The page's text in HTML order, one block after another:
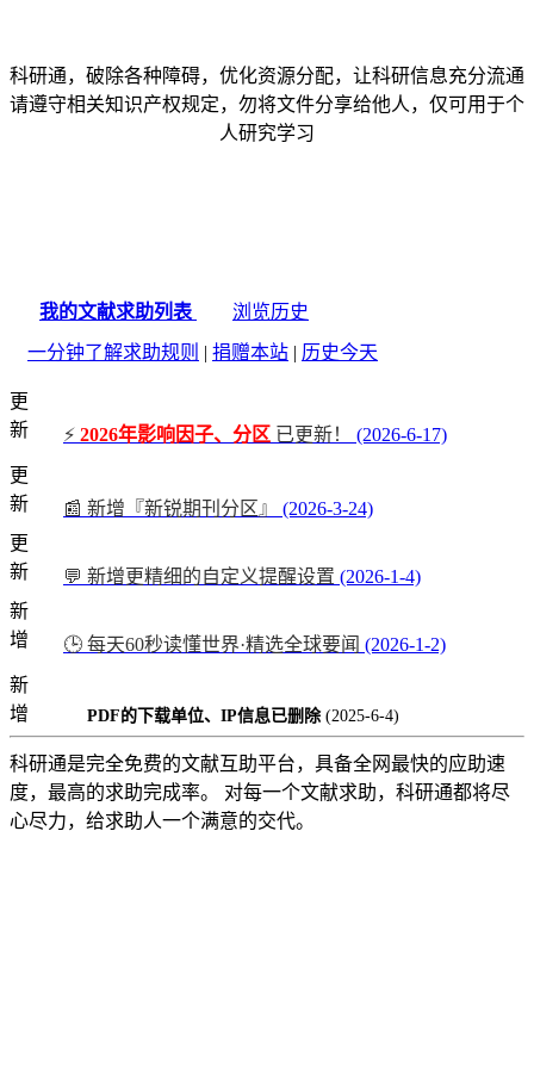
科研通，破除各种障碍，优化资源分配，让科研信息充分流通
请遵守相关知识产权规定，勿将文件分享给他人，仅可用于个
人研究学习
我的文献求助列表
浏览历史
一分钟了解求助规则 | 捐赠本站 | 历史今天
更
新
⚡ 2026年影响因子、分区 已更新！
(2026-6-17)
更
新
📰 新增『新锐期刊分区』
(2026-3-24)
更
新
💬 新增更精细的自定义提醒设置 (2026-1-4)
新
增
🕒 每天60秒读懂世界·精选全球要闻 (2026-1-2)
新
增
PDF的下载单位、IP信息已删除 (2025-6-4)
科研通是完全免费的文献互助平台，具备全网最快的应助速
度，最高的求助完成率。 对每一个文献求助，科研通都将尽
心尽力，给求助人一个满意的交代。